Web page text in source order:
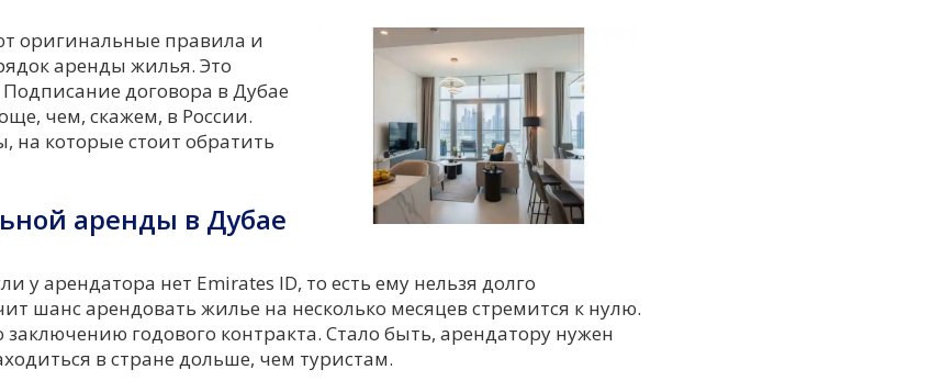
оригинальные правила и
аренды жилья. Это
договора в Дубае
чем, скажем, в России.
на которые стоит обратить
аренды в Дубае
у арендатора нет Emirates ID, то есть ему нельзя долго
шанс арендовать жилье на несколько месяцев стремится к нулю.
годового контракта. Стало быть, арендатору нужен
в стране дольше, чем туристам.